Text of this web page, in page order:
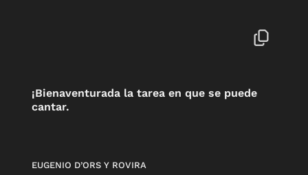
¡Bienaventurada la tarea en que se puede
cantar.
EUGENIO D’ORS Y ROVIRA